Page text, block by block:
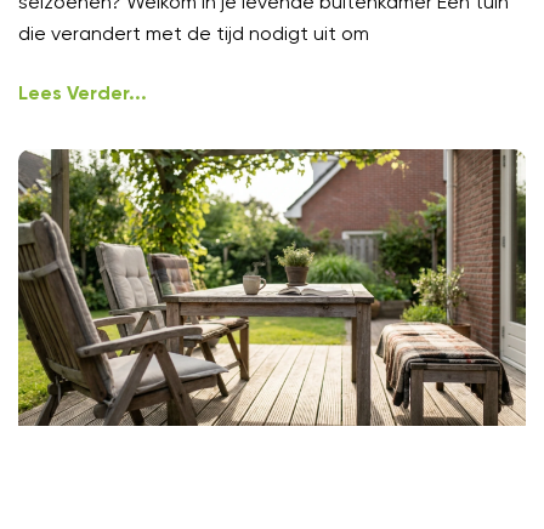
die verandert met de tijd nodigt uit om
Lees Verder...